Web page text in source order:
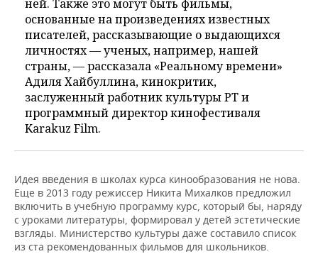
ней. Также это могут быть фильмы,
основанные на произведениях известных
писателей, рассказывающие о выдающихся
личностях — ученых, например, нашей
страны, — рассказала «Реальному времени»
Адиля Хайбуллина, кинокритик,
заслуженный работник культуры РТ и
программный директор кинофестиваля
Karakuz Film.
Идея введения в школах курса кинообразования не нова.
Еще в 2013 году режиссер Никита Михалков предложил
включить в учебную программу курс, который бы, наряду
с уроками литературы, формировал у детей эстетические
взгляды. Министерство культуры даже составило список
из ста рекомендованных фильмов для школьников.